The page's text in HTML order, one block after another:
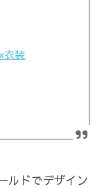
衣装
ルドでデザイン